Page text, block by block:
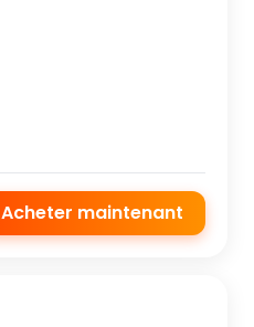
Acheter maintenant